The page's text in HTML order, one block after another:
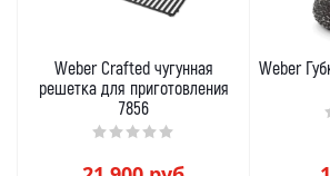
Weber Crafted чугунная
решетка для приготовления
7856
Weber